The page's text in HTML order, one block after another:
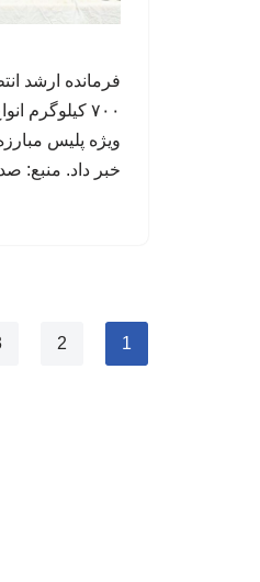
فرمانده ارشد
۷۰۰
ویژه پلیس
خبر داد. منبع:
1
2